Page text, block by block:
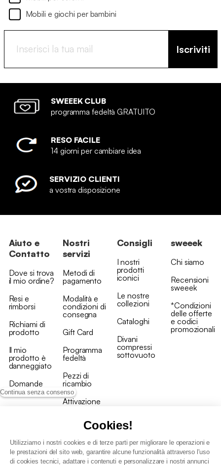
Continua senza consenso
Cookies!
Utilizziamo i nostri cookies e di terze parti per migliorare le operazioni e
le prestazioni del sito web, garantire alcune funzionalità attraverso l'uso
di cookies tecnici, adattare i contenuti e personalizzare i nostri annunci
Mobili e giochi per bambini
Iscriviti
SWEEEK CLUB
programma fedeltà GRATUITO
RESO FACILE
14 giorni per cambiare idea
SERVIZIO CLIENTI
a vostra disposizione
Aiuto e
Contatto
Dove si trova
il mio ordine?
Resi e
rimborsi
Richiami di
prodotto
Il mio
prodotto è
danneggiato
Domande
frequenti
Nostri
servizi
Metodi di
pagamento
Modalità e
condizioni di
consegna
Gift Card
Programma
fedeltà
Pezzi di
ricambio
Attivazione
Consigli
I nostri
prodotti
iconici
Le nostre
collezioni
Cataloghi
Divani
compressi
sottovuoto
sweeek
Chi siamo
Recensioni
sweeek
*Condizioni
delle offerte
e codici
promozionali